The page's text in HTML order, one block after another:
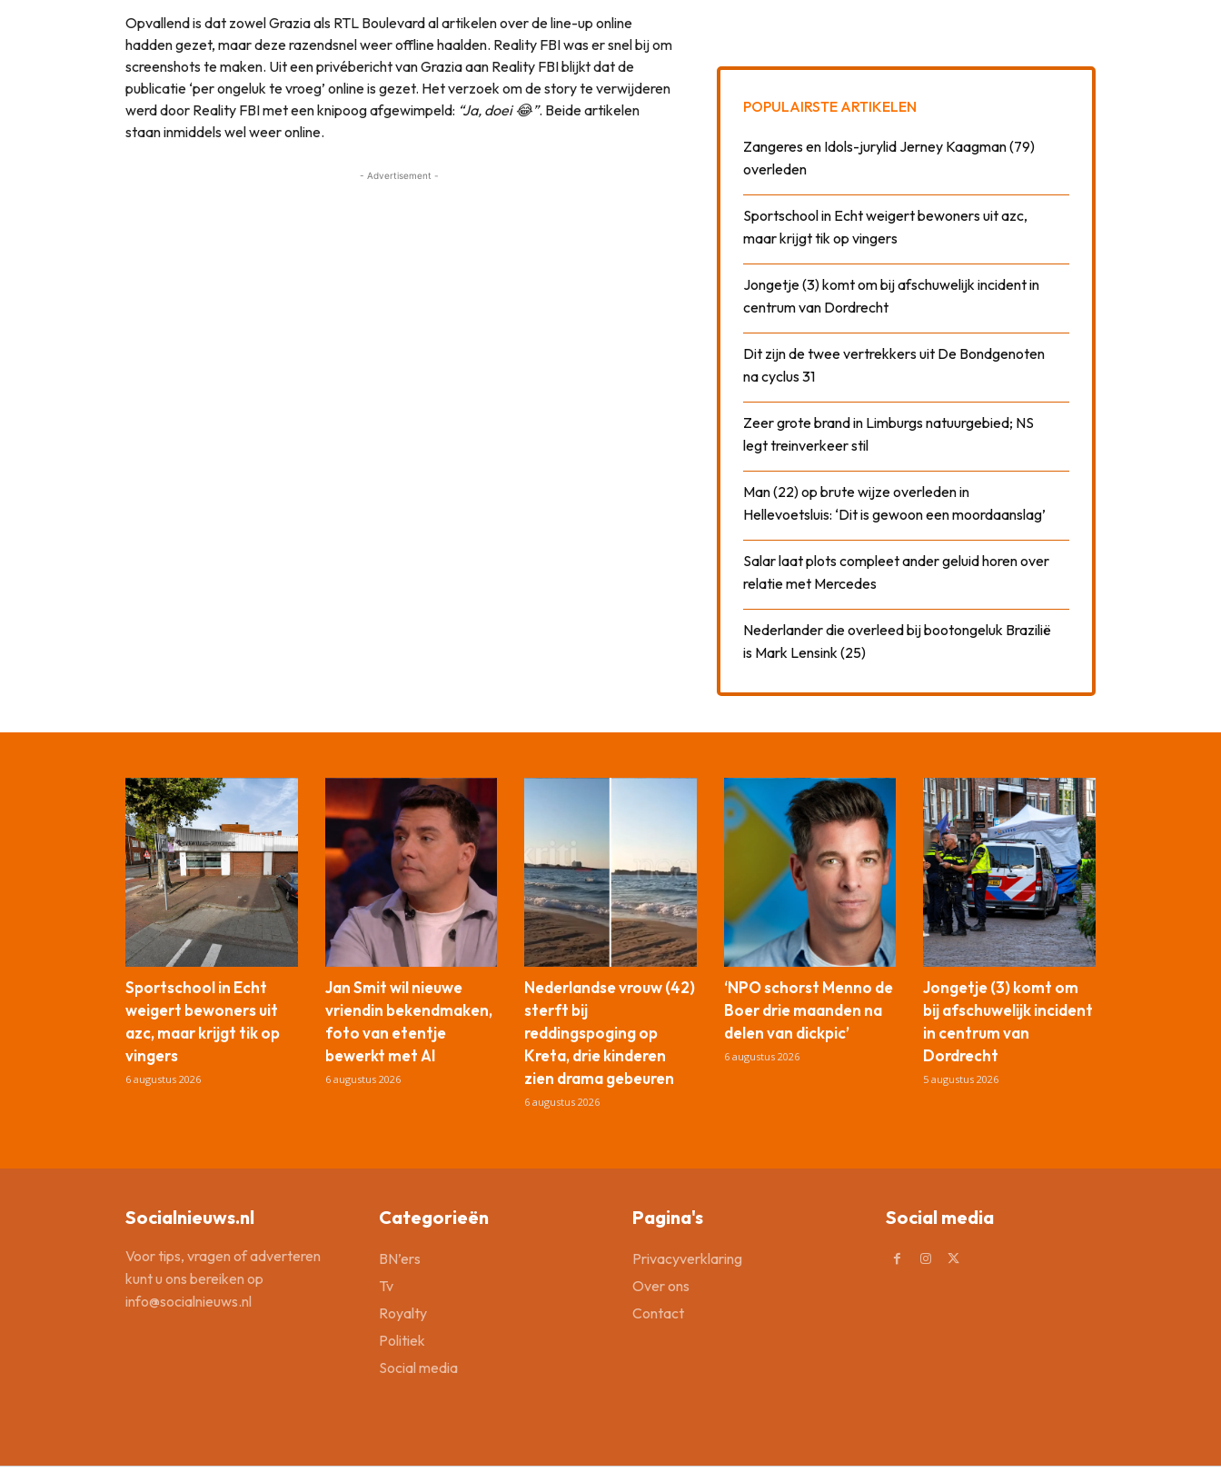
Opvallend is dat zowel Grazia als RTL Boulevard al artikelen over de line-up online
hadden gezet, maar deze razendsnel weer offline haalden. Reality FBI was er snel bij om
screenshots te maken. Uit een privébericht van Grazia aan Reality FBI blijkt dat de
publicatie ‘per ongeluk te vroeg’ online is gezet. Het verzoek om de story te verwijderen
werd door Reality FBI met een knipoog afgewimpeld: “Ja, doei 😂”. Beide artikelen
staan inmiddels wel weer online.
- Advertisement -
POPULAIRSTE ARTIKELEN
Zangeres en Idols-jurylid Jerney Kaagman (79)
overleden
Sportschool in Echt weigert bewoners uit azc,
maar krijgt tik op vingers
Jongetje (3) komt om bij afschuwelijk incident in
centrum van Dordrecht
Dit zijn de twee vertrekkers uit De Bondgenoten
na cyclus 31
Zeer grote brand in Limburgs natuurgebied; NS
legt treinverkeer stil
Man (22) op brute wijze overleden in
Hellevoetsluis: ‘Dit is gewoon een moordaanslag’
Salar laat plots compleet ander geluid horen over
relatie met Mercedes
Nederlander die overleed bij bootongeluk Brazilië
is Mark Lensink (25)
Sportschool in Echt
weigert bewoners uit
azc, maar krijgt tik op
vingers
6 augustus 2026
Jan Smit wil nieuwe
vriendin bekendmaken,
foto van etentje
bewerkt met AI
6 augustus 2026
Nederlandse vrouw (42)
sterft bij
reddingspoging op
Kreta, drie kinderen
zien drama gebeuren
6 augustus 2026
‘NPO schorst Menno de
Boer drie maanden na
delen van dickpic’
6 augustus 2026
Jongetje (3) komt om
bij afschuwelijk incident
in centrum van
Dordrecht
5 augustus 2026
Socialnieuws.nl
Voor tips, vragen of adverteren
kunt u ons bereiken op
info@socialnieuws.nl
Categorieën
BN’ers
Tv
Royalty
Politiek
Social media
Pagina's
Privacyverklaring
Over ons
Contact
Social media